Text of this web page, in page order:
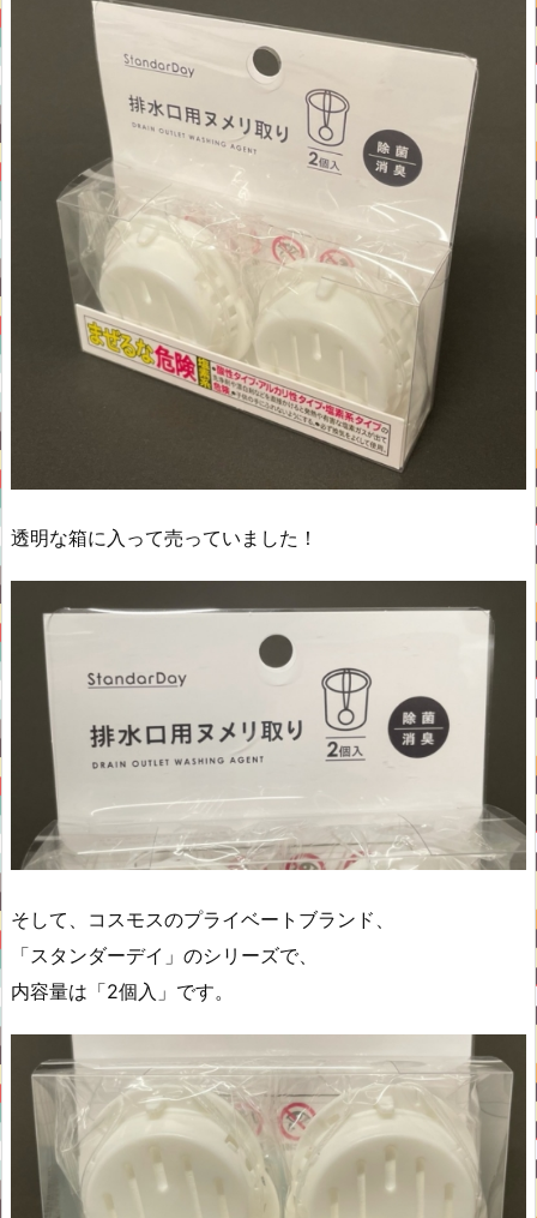
透明な箱に入って売っていました！
そして、コスモスのプライベートブランド、
「スタンダーデイ」のシリーズで、
内容量は「2個入」です。